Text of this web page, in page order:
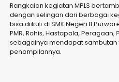
Rangkaian kegiatan MPLS
dengan selingan dari berbagai
bisa diikuti di SMK Negeri 8
PMR, Rohis, Hastapala, Peragaan,
sebagainya mendapat
penampilannya.